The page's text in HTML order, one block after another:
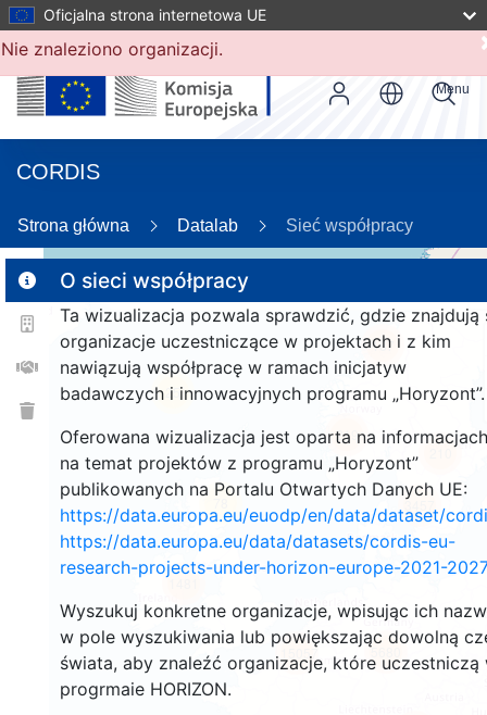
Oficjalna strona internetowa UE
CORDIS
Menu
Strona główna Datalab Sieć współpracy
O sieci współpracy
Ta wizualizacja pozwala sprawdzić, gdzie znajdują
organizacje uczestniczące w projektach i z kim
nawiązują współpracę w ramach inicjatyw
badawczych i innowacyjnych programu „Horyzont”.
Oferowana wizualizacja jest oparta na informacjach
na temat projektów z programu „Horyzont”
publikowanych na Portalu Otwartych Danych UE:
https://data.europa.eu/euodp/en/data/dataset/
https://data.europa.eu/data/datasets/cordis-eu-
research-projects-under-horizon-europe-2021-2027
Wyszukuj konkretne organizacje, wpisując ich
w pole wyszukiwania lub powiększając dowolną
świata, aby znaleźć organizacje, które uczestniczą
progrmaie HORIZON.
219
187
3457
25
5680
15057
Nie znaleziono organizacji.